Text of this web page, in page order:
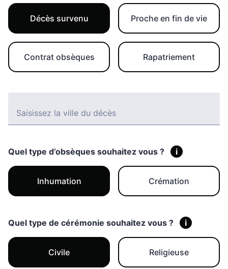
Décès survenu Proche en fin de vie
Contrat obsèques Rapatriement
Saisissez la ville du décès
Quel type d’obsèques souhaitez vous ? i
Inhumation Crémation
Quel type de cérémonie souhaitez vous ? i
Civile Religieuse